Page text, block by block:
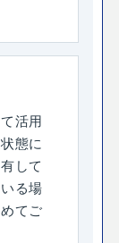
活用
態に
して
る場
てご